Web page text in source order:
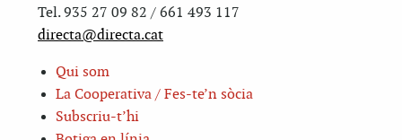
Tel. 935 27 09 82 / 661 493 117
directa@directa.cat
Qui som
La Cooperativa / Fes-te’n sòcia
Subscriu-t’hi